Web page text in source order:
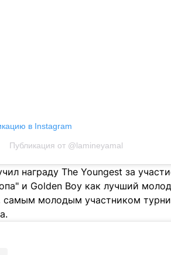
в Instagram
Публикация от @lamineyamal
награду The Youngest за
и Golden Boy как лучший
молодым участником